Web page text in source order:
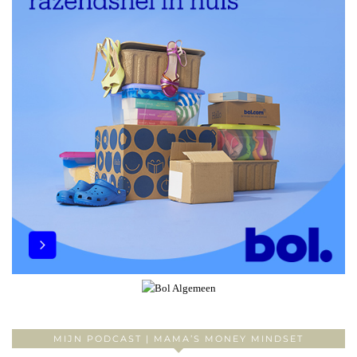
MIJN PODCAST | MAMA’S MONEY MINDSET